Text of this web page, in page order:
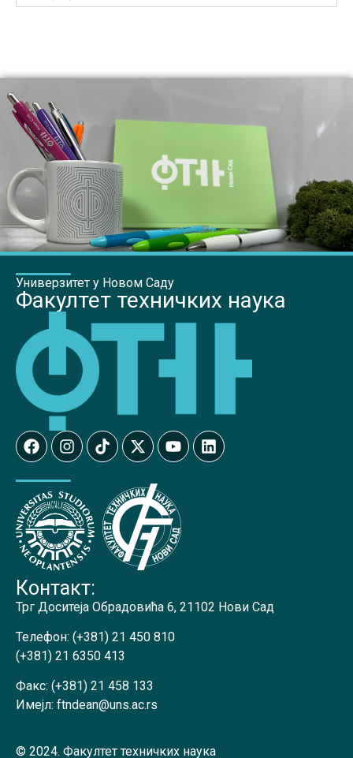
Универзитет у Новом Саду
Факултет техничких наука
Контакт:
Трг Доситеја Обрадовића 6, 21102 Нови Сад
Телефон: (+381) 21 450 810
(+381) 21 6350 413
Факс: (+381) 21 458 133
Имејл: ftndean@uns.ac.rs
© 2024. Факултет техничких наука